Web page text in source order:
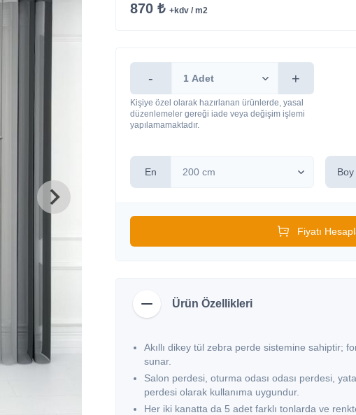
870 ₺ +kdv / m2
En Boy
- +
Kişiye özel olarak hazırlanan ürünlerde, yasal
düzenlemeler gereği iade veya değişim işlemi
yapılamamaktadır.
Fiyatı
Ürün Özellikleri
Akıllı dikey tül zebra perde sistemine sahiptir;
sunar.
Salon perdesi, oturma odası odası perdesi,
perdesi olarak kullanıma uygundur.
Her iki kanatta da 5 adet farklı tonlarda ve